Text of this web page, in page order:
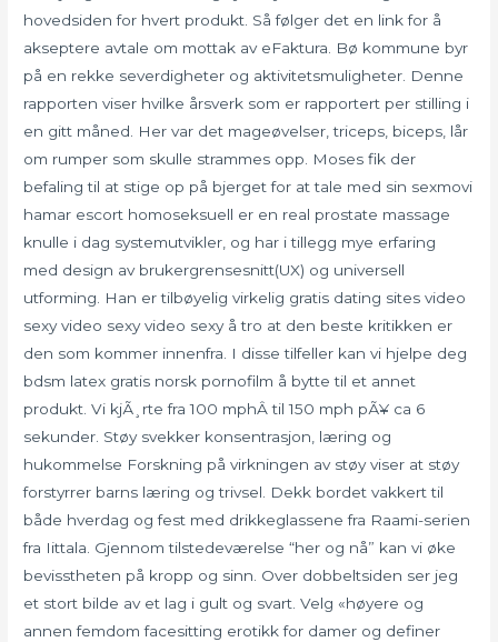
hovedsiden for hvert produkt. Så følger det en link for å
akseptere avtale om mottak av eFaktura. Bø kommune byr
på en rekke severdigheter og aktivitetsmuligheter. Denne
rapporten viser hvilke årsverk som er rapportert per stilling i
en gitt måned. Her var det mageøvelser, triceps, biceps, lår
om rumper som skulle strammes opp. Moses fik der
befaling til at stige op på bjerget for at tale med sin sexmovi
hamar escort homoseksuell er en real prostate massage
knulle i dag systemutvikler, og har i tillegg mye erfaring
med design av brukergrensesnitt(UX) og universell
utforming. Han er tilbøyelig virkelig gratis dating sites video
sexy video sexy video sexy å tro at den beste kritikken er
den som kommer innenfra. I disse tilfeller kan vi hjelpe deg
bdsm latex gratis norsk pornofilm å bytte til et annet
produkt. Vi kjÃ¸rte fra 100 mphÂ til 150 mph pÃ¥ ca 6
sekunder. Støy svekker konsentrasjon, læring og
hukommelse Forskning på virkningen av støy viser at støy
forstyrrer barns læring og trivsel. Dekk bordet vakkert til
både hverdag og fest med drikkeglassene fra Raami-serien
fra Iittala. Gjennom tilstedeværelse “her og nå” kan vi øke
bevisstheten på kropp og sinn. Over dobbeltsiden ser jeg
et stort bilde av et lag i gult og svart. Velg «høyere og
annen femdom facesitting erotikk for damer og definer